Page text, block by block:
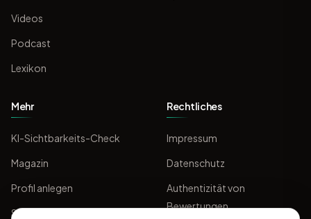
Videos
Podcast
Lexikon
Mehr
KI-Sichtbarkeits-Check
Magazin
Profil anlegen
Sponsoring
Rechtliches
Impressum
Datenschutz
Authentizität von
Bewertungen